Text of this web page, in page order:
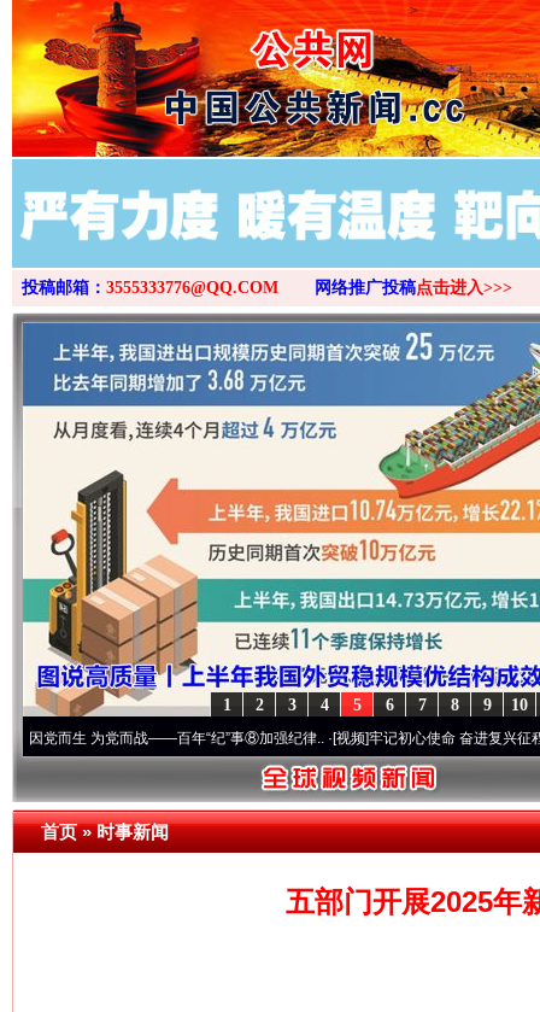
>
投稿邮箱： 3555333776@QQ.COM 网络推广投稿点击进入>>>
10
9
8
7
6
5
4
3
2
1
为党而战——百年“纪”事⑧加强纪律..·[视频]牢记初心使命 奋进复兴征程丨“转折之
首页»时事新闻
五部门开展2025年